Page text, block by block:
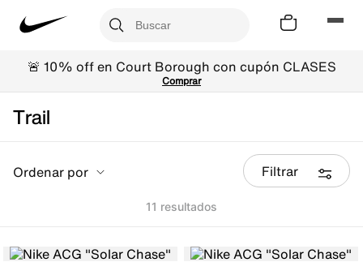
🚨 10% off en Court Borough con cupón CLASES
Comprar
Trail
Ordenar por Filtrar
11